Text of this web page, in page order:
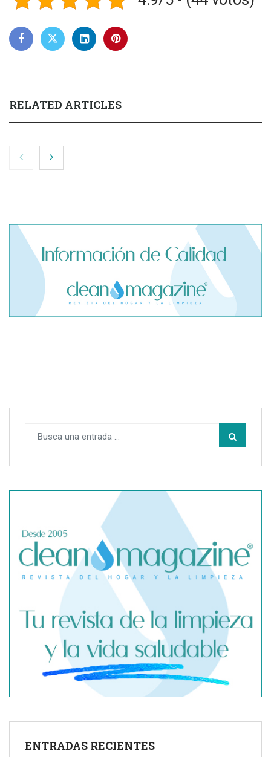
RELATED ARTICLES
Cómo proteger tu cabello del sol, el cloro y el mar este
Cómo calcular los gastos reales al vender una casa sin
cometer errores
ENTRADAS RECIENTES